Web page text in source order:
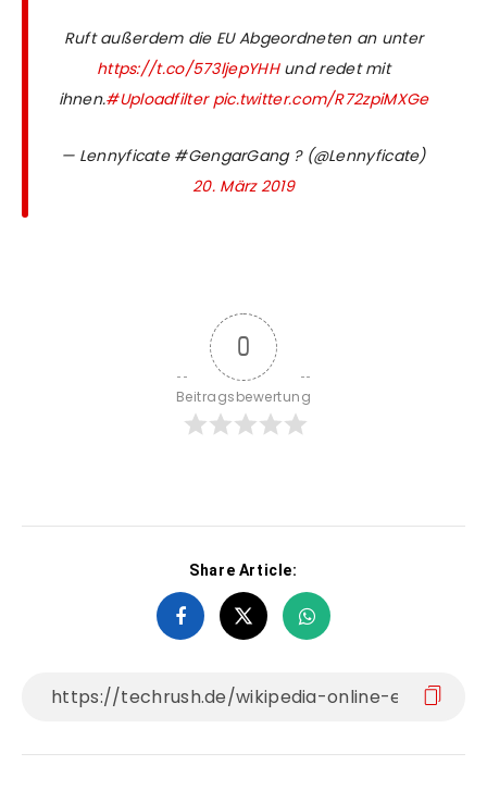
Ruft außerdem die EU Abgeordneten an unter
https://t.co/573ljepYHHund redet mit
ihnen.#Uploadfilter pic.twitter.com/R72zpiMXGe
— Lennyficate #GengarGang ? (@Lennyficate)
20. März 2019
0
Beitragsbewertung
Share Article: